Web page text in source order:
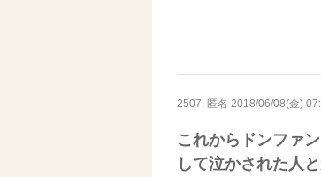
2507. 匿名 2018/06/08(金)
これからドンファ
して泣かされた人